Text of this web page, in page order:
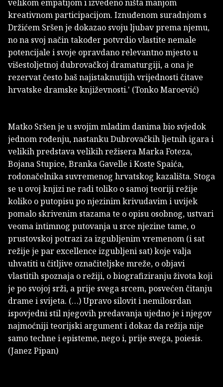
velikom empatijom i izvedeno ništa manjom
kreativnom participacijom. Iznuđenom suradnjom s
Držićem Sršen je dokazao svoju ljubav prema njemu,
no na svoj način također potvrdio vlastite nemale
potencijale i svoje opravdano relevantno mjesto u
višestoljetnoj dubrovačkoj dramaturgiji, a ona je
rezervat često baš najistaknutijih vrijednosti čitave
hrvatske dramske književnosti.' (Tonko Maroević)
Matko Sršen je u svojim mladim danima bio svjedok
jednom rođenju, nastanku Dubrovačkih ljetnih igara i
velikih predstava velikih režisera Marka Foteza,
Bojana Stupice, Branka Gavelle i Koste Spaića,
rodonačelnika suvremenog hrvatskog kazališta. Stoga
se u ovoj knjizi ne radi toliko o samoj teoriji režije
koliko o putopisu po njezinim krivudavim i uvijek
pomalo skrivenim stazama te o opisu osobnog, ustvari
veoma intimnog putovanja u srce njezine tame, o
prustovskoj potrazi za izgubljenim vremenom (i sat
režije je par excellence izgubljeni sat) koje valja
uhvatiti u čitljive označiteljske mreže, o objavi
vlastitih spoznaja o režiji, o biografiziranju života koji
je po svojoj srži, a prije svega srcem, posvećen čitanju
drame i svijeta. (…) Upravo silovit i nemilosrdan
ispovjedni stil njegovih predavanja ujedno je i njegov
najmoćniji teorijski argument i dokaz da režija nije
samo techne i episteme, nego i, prije svega, poiesis.
(Janez Pipan)